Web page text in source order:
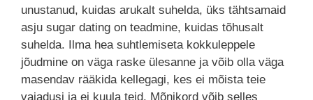
unustanud, kuidas arukalt suhelda, üks tähtsamaid
asju sugar dating on teadmine, kuidas tõhusalt
suhelda. Ilma hea suhtlemiseta kokkuleppele
jõudmine on väga raske ülesanne ja võib olla väga
masendav rääkida kellegagi, kes ei mõista teie
vajadusi ja ei kuula teid. Mõnikord võib selles